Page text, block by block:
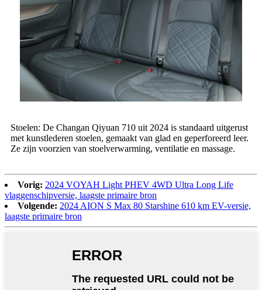
Stoelen: De Changan Qiyuan 710 uit 2024 is standaard uitgerust
met kunstlederen stoelen, gemaakt van glad en geperforeerd leer.
Ze zijn voorzien van stoelverwarming, ventilatie en massage.
Vorig: 2024 VOYAH Light PHEV 4WD Ultra Long Life
vlaggenschipversie, laagste primaire bron
Volgende: 2024 AION S Max 80 Starshine 610 km EV-versie,
laagste primaire bron